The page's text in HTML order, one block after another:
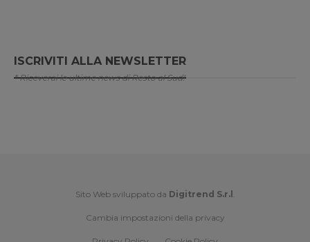
ISCRIVITI ALLA NEWSLETTER
* Riceverai le ultime news di Resto al Sud!
Sito Web sviluppato da Digitrend S.r.l .
Cambia impostazioni della privacy